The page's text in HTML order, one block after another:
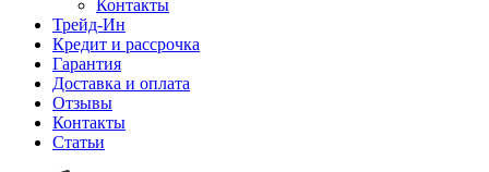
Контакты
Трейд-Ин
Кредит и рассрочка
Гарантия
Доставка и оплата
Отзывы
Контакты
Статьи